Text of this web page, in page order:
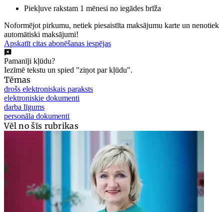
Piekļuve rakstam 1 mēnesi no iegādes brīža
Noformējot pirkumu, netiek piesaistīta maksājumu karte un nenotiek
automātiski maksājumi!
Apskatīt citas abonēšanas iespējas
Pamanīji kļūdu?
Iezīmē tekstu un spied "ziņot par kļūdu".
Tēmas
drošs elektroniskais paraksts
elektroniskie dokumenti
darba līgums
personāla dokumenti
Vēl no šīs rubrikas